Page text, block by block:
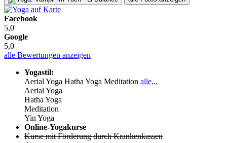
Facebook
5,0
Google
5,0
alle Bewertungen anzeigen
Yogastil:
Aerial Yoga Hatha Yoga Meditation alle...
Aerial Yoga
Hatha Yoga
Meditation
Yin Yoga
Online-Yogakurse
Kurse mit Förderung durch Krankenkassen